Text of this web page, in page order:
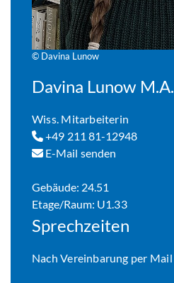
© Davina Lunow
Davina Lunow M.A.
Wiss. Mitarbeiterin
+49 211 81-12948
E-Mail senden
Gebäude: 24.51
Etage/Raum: U1.33
Sprechzeiten
Nach Vereinbarung per Mail